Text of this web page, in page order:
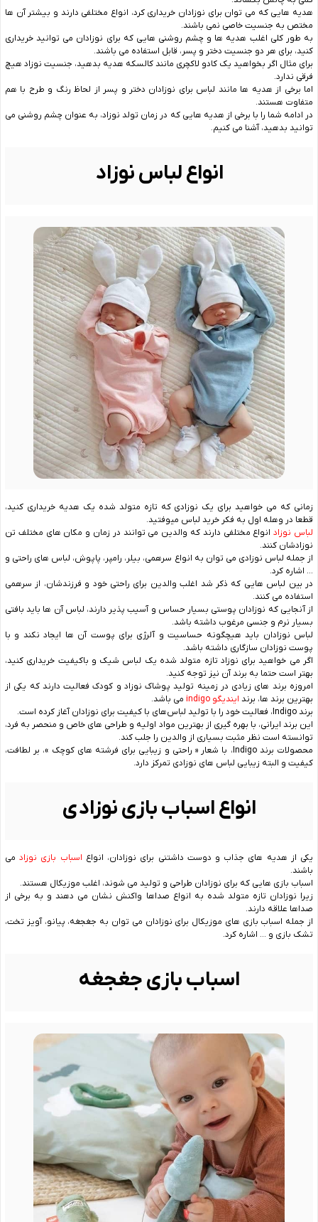
هدیه هایی که می توان برای نوزادان خریداری کرد، انواع مختلفی دارند و بیشتر آن ها
مختص به جنسیت خاصی نمی باشند.
به طور کلی اغلب هدیه ها و چشم روشنی هایی که برای نوزادان می توانید خریداری
کنید، برای هر دو جنسیت دختر و پسر، قابل استفاده می باشند.
برای مثال اگر بخواهید یک کادو لاکچری مانند کالسکه هدیه بدهید، جنسیت نوزاد هیچ
فرقی ندارد.
اما برخی از هدیه ها مانند لباس برای نوزادان دختر و پسر از لحاظ رنگ و طرح با هم
متفاوت هستند.
در ادامه شما را با برخی از هدیه هایی که در زمان تولد نوزاد، به عنوان چشم روشنی می
توانید بدهید، آشنا می کنیم.
انواع لباس نوزاد
زمانی که می خواهید برای یک نوزادی که تازه متولد شده یک هدیه خریداری کنید،
قطعا در وهله اول به فکر خرید لباس میوفتید.
لباس نوزادانواع مختلفی دارند که والدین می‌ توانند در زمان و مکان های مختلف تن
نوزادشان کنند.
از جمله لباس نوزادی می توان به انواع سرهمی، بیلر، رامپر، پاپوش، لباس های راحتی و
… اشاره کرد.
در بین لباس هایی که ذکر شد اغلب والدین برای راحتی خود و فرزندشان، از سرهمی
استفاده می کنند.
از آنجایی که نوزادان پوستی بسیار حساس و آسیب پذیر دارند، لباس آن ها باید بافتی
بسیار نرم و جنسی مرغوب داشته باشد.
لباس نوزادان باید هیچگونه حساسیت و آلرژی برای پوست آن ها ایجاد نکند و با
پوست نوزادان سازگاری داشته باشد.
اگر می خواهید برای نوزاد تازه متولد شده یک لباس شیک و باکیفیت خریداری کنید،
بهتر است حتما به برند آن نیز توجه کنید.
امروزه برند های زیادی در زمینه تولید پوشاک نوزاد و کودک فعالیت دارند که یکی از
بهترین برند ها، برند ایندیگو indigo
می باشد.
برند Indigo، فعالیت خود را با تولید لباس‌های با کیفیت برای نوزادان آغاز کرده است.
این برند ایرانی، با بهره‌ گیری از بهترین مواد اولیه و طراحی‌ های خاص و منحصر به‌ فرد،
توانسته است نظر مثبت بسیاری از والدین را جلب کند.
محصولات برند Indigo، با شعار « راحتی و زیبایی برای فرشته ‌های کوچک »، بر لطافت،
کیفیت و البته زیبایی لباس ‌های نوزادی تمرکز دارد.
انواع اسباب بازی نوزادی
یکی از هدیه های جذاب و دوست داشتنی برای نوزادان، انواع اسباب بازی نوزادمی
باشند.
اسباب بازی هایی که برای نوزادان طراحی و تولید می‌ شوند، اغلب موزیکال هستند.
زیرا نوزادان تازه متولد شده به انواع صداها واکنش نشان می دهند و به برخی از
صداها علاقه دارند.
از جمله اسباب بازی های موزیکال برای نوزادان می توان به جغجغه، پیانو، آویز تخت،
تشک بازی و … اشاره کرد.
اسباب بازی جغجغه